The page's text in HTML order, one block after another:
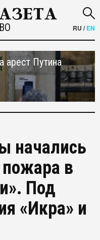
RU /EN
арест Путина
начались
пожара в
Под
«Икра» и